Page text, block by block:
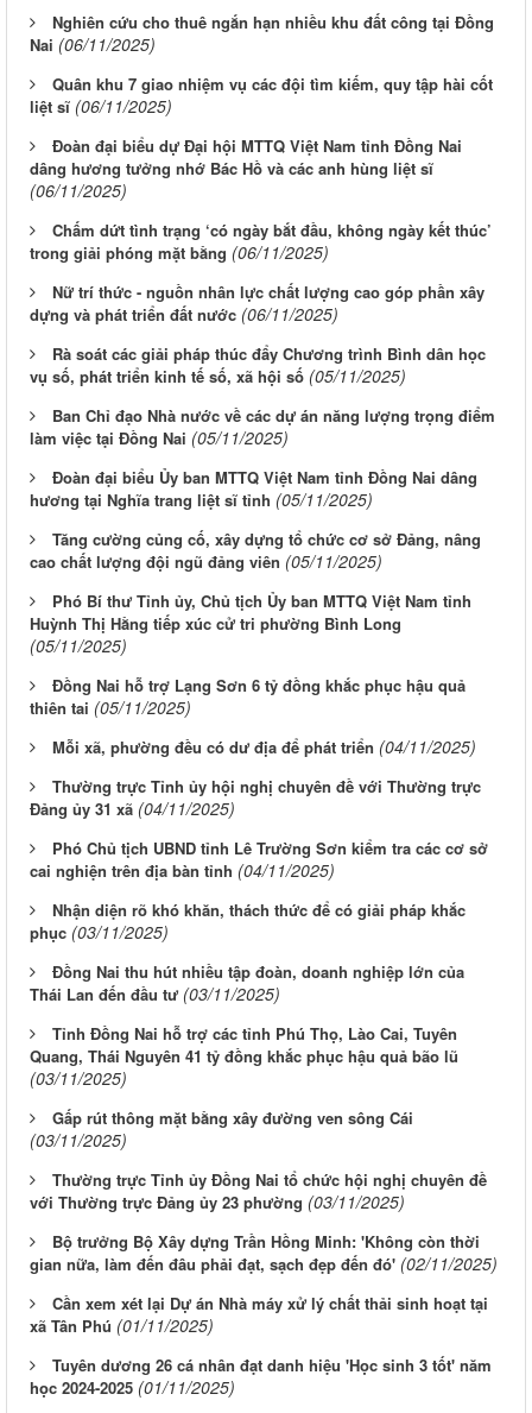
Nghiên cứu cho thuê ngắn hạn nhiều khu đất công tại Đồng
Nai (06/11/2025)
Quân khu 7 giao nhiệm vụ các đội tìm kiếm, quy tập hài cốt
liệt sĩ (06/11/2025)
Đoàn đại biểu dự Đại hội MTTQ Việt Nam tỉnh Đồng Nai
dâng hương tưởng nhớ Bác Hồ và các anh hùng liệt sĩ
(06/11/2025)
Chấm dứt tình trạng ‘có ngày bắt đầu, không ngày kết thúc’
trong giải phóng mặt bằng (06/11/2025)
Nữ trí thức - nguồn nhân lực chất lượng cao góp phần xây
dựng và phát triển đất nước (06/11/2025)
Rà soát các giải pháp thúc đẩy Chương trình Bình dân học
vụ số, phát triển kinh tế số, xã hội số (05/11/2025)
Ban Chỉ đạo Nhà nước về các dự án năng lượng trọng điểm
làm việc tại Đồng Nai (05/11/2025)
Đoàn đại biểu Ủy ban MTTQ Việt Nam tỉnh Đồng Nai dâng
hương tại Nghĩa trang liệt sĩ tỉnh (05/11/2025)
Tăng cường củng cố, xây dựng tổ chức cơ sở Đảng, nâng
cao chất lượng đội ngũ đảng viên (05/11/2025)
Phó Bí thư Tỉnh ủy, Chủ tịch Ủy ban MTTQ Việt Nam tỉnh
Huỳnh Thị Hằng tiếp xúc cử tri phường Bình Long
(05/11/2025)
Đồng Nai hỗ trợ Lạng Sơn 6 tỷ đồng khắc phục hậu quả
thiên tai (05/11/2025)
Mỗi xã, phường đều có dư địa để phát triển (04/11/2025)
Thường trực Tỉnh ủy hội nghị chuyên đề với Thường trực
Đảng ủy 31 xã (04/11/2025)
Phó Chủ tịch UBND tỉnh Lê Trường Sơn kiểm tra các cơ sở
cai nghiện trên địa bàn tỉnh (04/11/2025)
Nhận diện rõ khó khăn, thách thức để có giải pháp khắc
phục (03/11/2025)
Đồng Nai thu hút nhiều tập đoàn, doanh nghiệp lớn của
Thái Lan đến đầu tư (03/11/2025)
Tỉnh Đồng Nai hỗ trợ các tỉnh Phú Thọ, Lào Cai, Tuyên
Quang, Thái Nguyên 41 tỷ đồng khắc phục hậu quả bão lũ
(03/11/2025)
Gấp rút thông mặt bằng xây đường ven sông Cái
(03/11/2025)
Thường trực Tỉnh ủy Đồng Nai tổ chức hội nghị chuyên đề
với Thường trực Đảng ủy 23 phường (03/11/2025)
Bộ trưởng Bộ Xây dựng Trần Hồng Minh: 'Không còn thời
gian nữa, làm đến đâu phải đạt, sạch đẹp đến đó' (02/11/2025)
Cần xem xét lại Dự án Nhà máy xử lý chất thải sinh hoạt tại
xã Tân Phú (01/11/2025)
Tuyên dương 26 cá nhân đạt danh hiệu 'Học sinh 3 tốt' năm
học 2024-2025 (01/11/2025)